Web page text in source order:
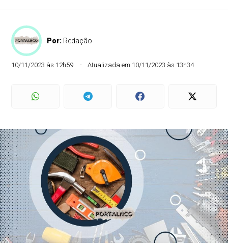
Por: Redação
10/11/2023 às 12h59 Atualizada em 10/11/2023 às 13h34